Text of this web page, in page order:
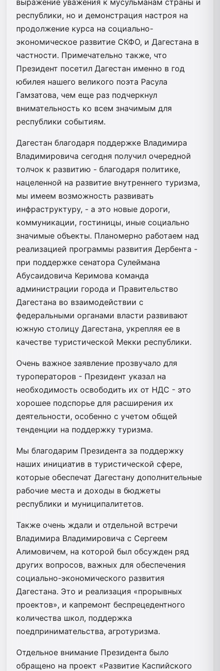
республики, но и демонстрация настроя на
продолжение курса на социально-
экономическое развитие СКФО, и Дагестана в
частности. Примечательно также, что
Президент посетил Дагестан именно в год
юбилея нашего великого поэта Расула
Гамзатова, чем еще раз подчеркнул
внимательность ко всем значимым для
республики событиям.
Дагестан благодаря поддержке Владимира
Владимировича сегодня получил очередной
толчок к развитию - благодаря политике,
нацеленной на развитие внутреннего туризма,
мы имеем возможность развивать
инфраструктуру, - а это новые дороги,
коммуникации, гостиницы, иные социально
значимые объекты. Планомерно работаем над
реализацией программы развития Дербента -
при поддержке сенатора Сулеймана
Абусаидовича Керимова команда
администрации города и Правительство
Дагестана во взаимодействии с
федеральными органами власти развивают
южную столицу Дагестана, укрепляя ее в
качестве туристической Мекки республики.
Очень важное заявление прозвучало для
туроператоров - Президент указал на
необходимость освободить их от НДС - это
хорошее подспорье для расширения их
деятельности, особенно с учетом общей
тенденции на поддержку туризма.
Мы благодарим Президента за поддержку
наших инициатив в туристической сфере,
которые обеспечат Дагестану дополнительные
рабочие места и доходы в бюджеты
республики и муниципалитетов.
Также очень ждали и отдельной встречи
Владимира Владимировича с Сергеем
Алимовичем, на которой был обсужден ряд
других вопросов, важных для обеспечения
социально-экономического развития
Дагестана. Это и реализация «прорывных
проектов», и капремонт беспрецедентного
количества школ, поддержка
поедпринимательства, агротуризма.
Отдельное внимание Президента было
обращено на проект «Развитие Каспийского